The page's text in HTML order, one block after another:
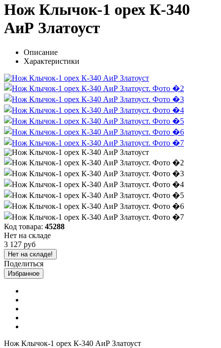
Нож Клычок-1 орех К-340
АиР Златоуст
Описание
Характеристики
Код товара: 45288
Нет на складе
3 127 руб
Нет на складе!
Поделиться
Избранное
Нож Клычок-1 орех К-340 АиР Златоуст